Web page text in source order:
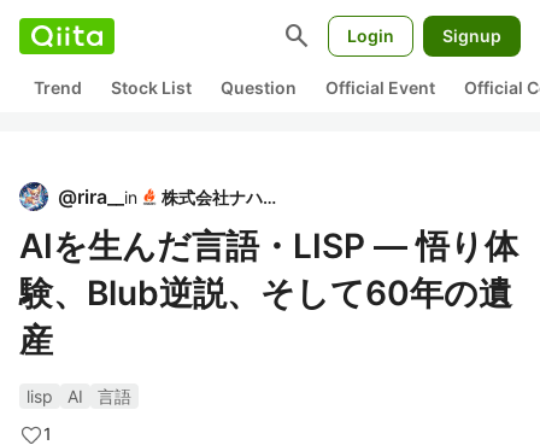
search Login Signup
Trend Stock List Question Official Event Official
@rira__ in 株式会社ナハト
AIを生んだ言語・LISP ― 悟り体
験、Blub逆説、そして60年の遺
産
lisp AI
言語
1